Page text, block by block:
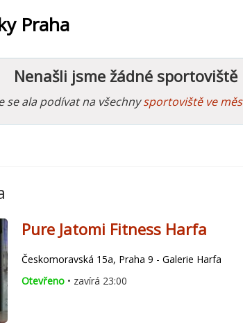
Praha
Nenašli jsme žádné sportoviště
se ala podívat na všechnysportoviště ve
Pure Jatomi Fitness Harfa
Českomoravská 15a, Praha 9 - Galerie Harfa
Otevřeno • zavírá 23:00